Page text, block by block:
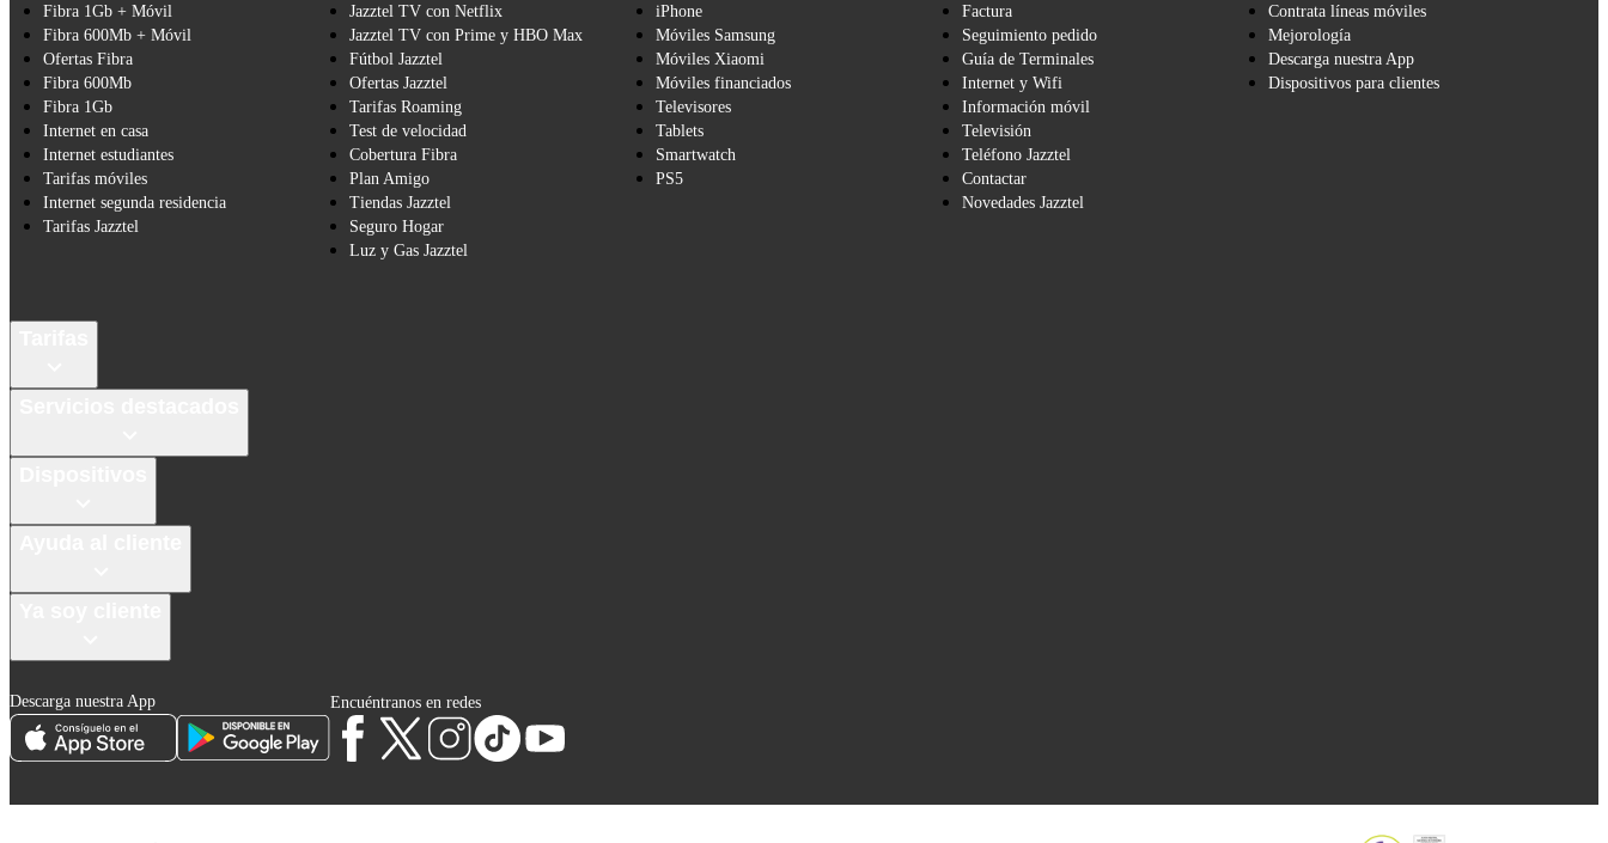
Fibra 1Gb + Móvil
Fibra 600Mb + Móvil
Ofertas Fibra
Fibra 600Mb
Fibra 1Gb
Internet en casa
Internet estudiantes
Tarifas móviles
Internet segunda residencia
Tarifas Jazztel
Jazztel TV con Netflix
Jazztel TV con Prime y HBO Max
Fútbol Jazztel
Ofertas Jazztel
Tarifas Roaming
Test de velocidad
Cobertura Fibra
Plan Amigo
Tiendas Jazztel
Seguro Hogar
Luz y Gas Jazztel
iPhone
Móviles Samsung
Móviles Xiaomi
Móviles financiados
Televisores
Tablets
Smartwatch
PS5
Factura
Seguimiento pedido
Guía de Terminales
Internet y Wifi
Información móvil
Televisión
Teléfono Jazztel
Contactar
Novedades Jazztel
Contrata líneas móviles
Mejorología
Descarga nuestra App
Dispositivos para clientes
Descarga nuestra App Encuéntranos en redes